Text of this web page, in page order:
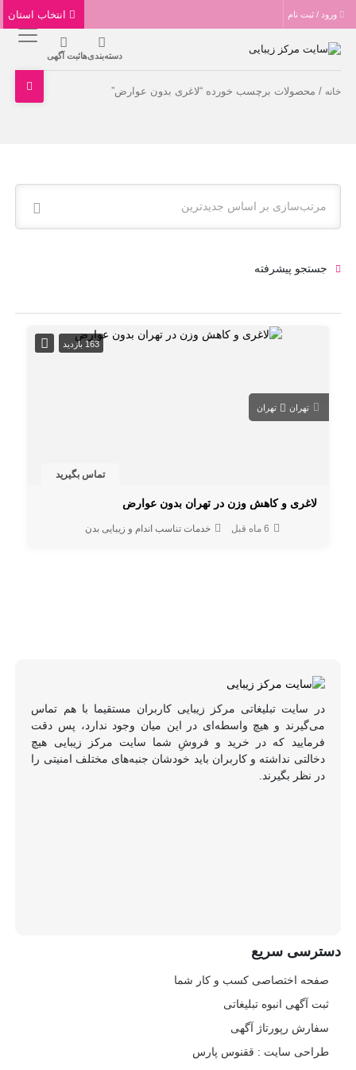
ورود / ثبت نام
دسته‌بندی‌هاثبت آگهی
خانه / محصولات برچسب خورده “لاغری بدون عوارض”
مرتب‌سازی بر اساس جدیدترین
جستجو پیشرفته
163 بازدید
تهران تهران
تماس بگیرید
لاغری و کاهش وزن در تهران بدون عوارض
6 ماه قبل خدمات تناسب اندام و زیبایی بدن
در سایت تبلیغاتی مرکز زیبایی کاربران مستقیما با هم تماس
می‌گیرند و هیچ واسطه‌ای در این میان وجود ندارد، پس دقت
فرمایید که در خرید و فروشِ شما سایت مرکز زیبایی هیچ
دخالتی نداشته و کاربران باید خودشان جنبه‌های مختلف امنیتی را
در نظر بگیرند.
دسترسی سریع
صفحه اختصاصی کسب و کار شما
ثبت آگهی انبوه تبلیغاتی
سفارش رپورتاژ آگهی
طراحی سایت : ققنوس پارس